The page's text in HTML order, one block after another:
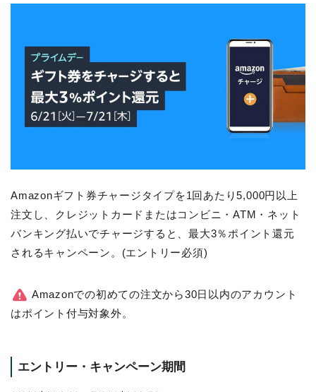
Amazonギフト券チャージタイプを1回あたり5,000円以上
注文し、クレジットカードまたはコンビニ・ATM・ネット
バンキング払いでチャージすると、最大3％ポイント還元
されるキャンペーン。(エントリー必須)
Amazonでの初めての注文から30日以内のアカウント
はポイント付与対象外。
エントリー・キャンペーン期間